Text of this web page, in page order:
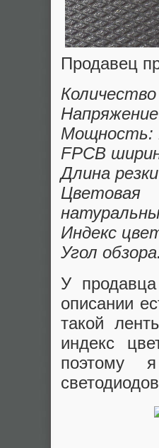
Продавец
Мощность:
FPCB
Длина
Индекс
Угол
У
описании
такой
индекс
поэтому